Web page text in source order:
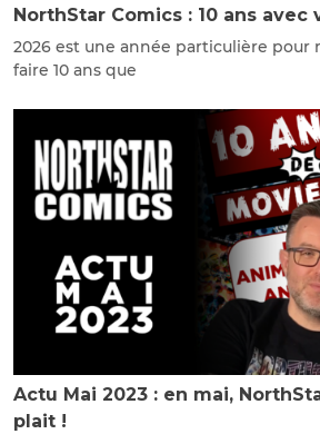
NorthStar Comics : 10 ans avec
2026 est une année particulière pour
faire 10 ans que
Actu Mai 2023 : en mai,
plait !